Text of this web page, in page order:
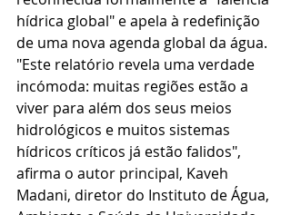
hídrica global" e apela à redefinição
de uma nova agenda global da água.
"Este relatório revela uma verdade
incómoda: muitas regiões estão a
viver para além dos seus meios
hidrológicos e muitos sistemas
hídricos críticos já estão falidos",
afirma o autor principal, Kaveh
Madani, diretor do Instituto de Água,